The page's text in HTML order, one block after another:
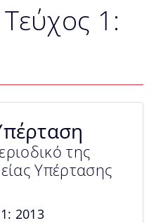
1:
της
Υπέρτασης
2013